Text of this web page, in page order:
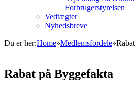
Forbrugerstyrelsen
Vedtægter
Nyhedsbreve
Du er her:Home»Medlemsfordele»
Rabat på Byggefakta